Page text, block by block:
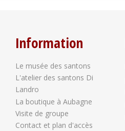
Information
Le musée des santons
L'atelier des santons Di
Landro
La boutique à Aubagne
Visite de groupe
Contact et plan d'accès